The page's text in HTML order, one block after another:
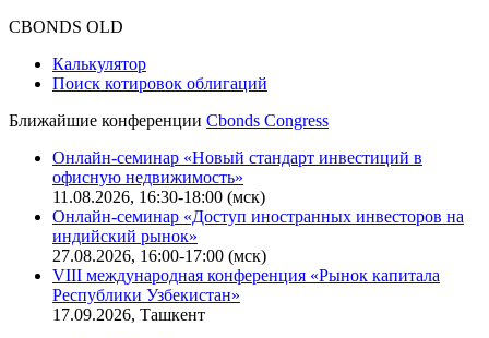
CBONDS OLD
Калькулятор
Поиск котировок облигаций
Ближайшие конференции Cbonds Congress
Онлайн-семинар «Новый стандарт инвестиций в
офисную недвижимость»
11.08.2026, 16:30-18:00 (мск)
Онлайн-семинар «Доступ иностранных инвесторов на
индийский рынок»
27.08.2026, 16:00-17:00 (мск)
VIII международная конференция «Рынок капитала
Республики Узбекистан»
17.09.2026, Ташкент